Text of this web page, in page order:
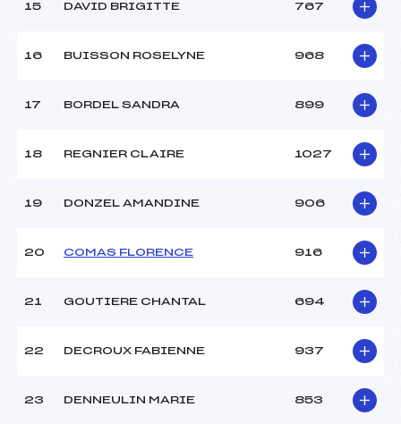
15 DAVID BRIGITTE 767
16 BUISSON ROSELYNE 968
17 BORDEL SANDRA 899
18 REGNIER CLAIRE 1027
19 DONZEL AMANDINE 906
20 COMAS FLORENCE 916
21 GOUTIERE CHANTAL 694
22 DECROUX FABIENNE 937
23 DENNEULIN MARIE 853